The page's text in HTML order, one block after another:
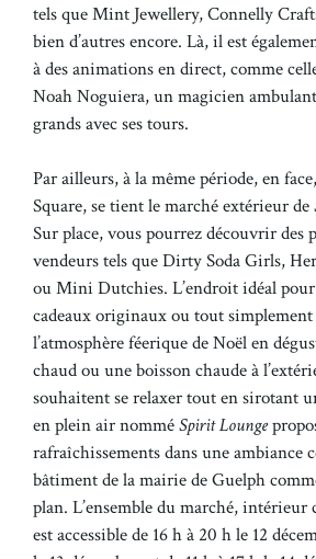
tels que Mint Jewellery, Connelly
bien d’autres encore. Là, il est
à des animations en direct, comme
Noah Noguiera, un magicien
grands avec ses tours.
Par ailleurs, à la même période, en
Square, se tient le marché extérieur de
Sur place, vous pourrez découvrir des
vendeurs tels que Dirty Soda Girls,
ou Mini Dutchies. L’endroit idéal
cadeaux originaux ou tout
l’atmosphère féerique de Noël en
chaud ou une boisson chaude à
souhaitent se relaxer tout en sirotant
en plein air nomméSpirit Lounge
rafraîchissements dans une ambiance
bâtiment de la mairie de Guelph
plan. L’ensemble du marché,
est accessible de 16 h à 20 h le 12